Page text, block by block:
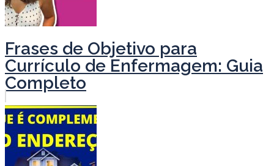
Frases de Objetivo para
Currículo de Enfermagem: Guia
Completo